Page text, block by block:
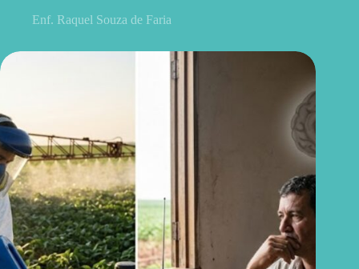
Enf. Raquel Souza de Faria